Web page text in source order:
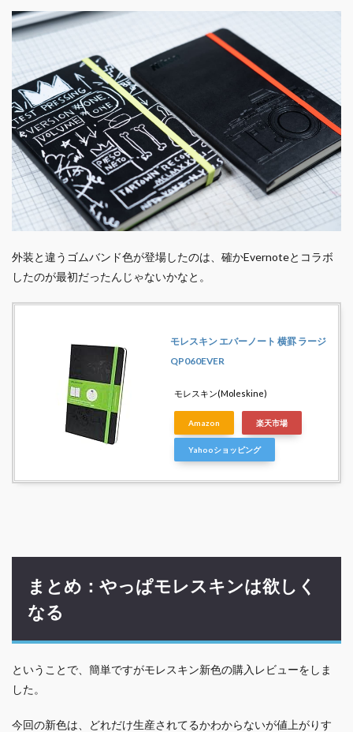
外装と違うゴムバンド色が登場したのは、確かEvernoteとコラボ
したのが最初だったんじゃないかなと。
モレスキン エバーノート 横罫 ラージ
QP060EVER
モレスキン(Moleskine)
Amazon 楽天市場
Yahooショッピング
まとめ：やっぱモレスキンは欲しく
なる
ということで、簡単ですがモレスキン新色の購入レビューをしま
した。
今回の新色は、どれだけ生産されてるかわからないが値上がりす